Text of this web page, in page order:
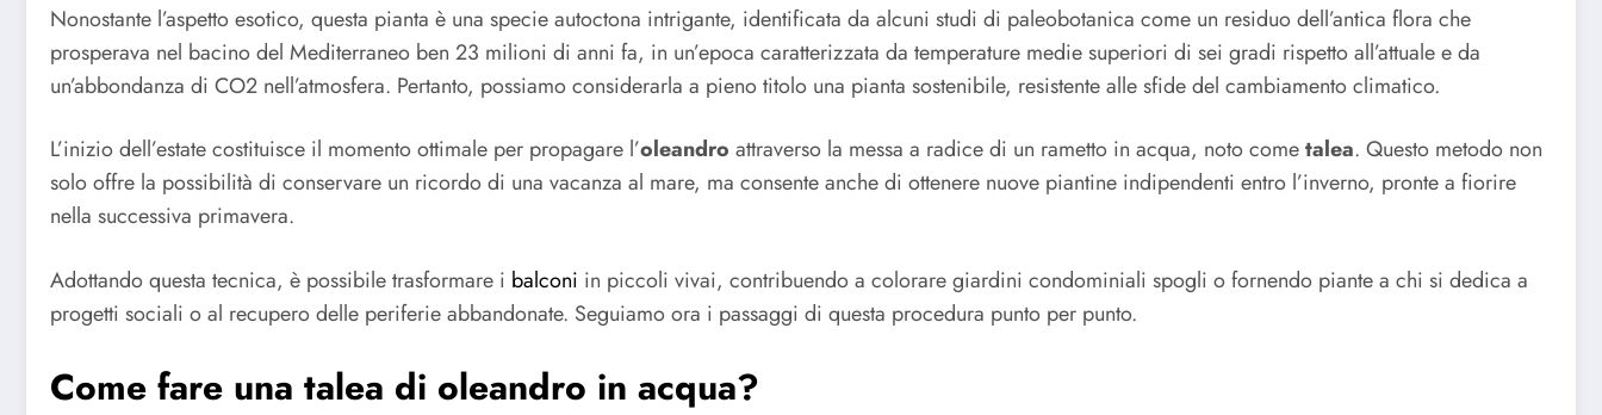
Nonostante l’aspetto esotico, questa pianta è una specie autoctona intrigante, identificata da alcuni studi di paleobotanica come un residuo dell’antica flora che
prosperava nel bacino del Mediterraneo ben 23 milioni di anni fa, in un’epoca caratterizzata da temperature medie superiori di sei gradi rispetto all’attuale e da
un’abbondanza di CO2 nell’atmosfera. Pertanto, possiamo considerarla a pieno titolo una pianta sostenibile, resistente alle sfide del cambiamento climatico.
L’inizio dell’estate costituisce il momento ottimale per propagare l’oleandro attraverso la messa a radice di un rametto in acqua, noto cometalea. Questo metodo non
solo offre la possibilità di conservare un ricordo di una vacanza al mare, ma consente anche di ottenere nuove piantine indipendenti entro l’inverno, pronte a fiorire
nella successiva primavera.
Adottando questa tecnica, è possibile trasformare i balconi in piccoli vivai, contribuendo a colorare giardini condominiali spogli o fornendo piante a chi si dedica a
progetti sociali o al recupero delle periferie abbandonate. Seguiamo ora i passaggi di questa procedura punto per punto.
Come fare una talea di oleandro in acqua?